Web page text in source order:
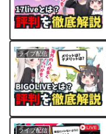
ライブ配信
ライブ配信